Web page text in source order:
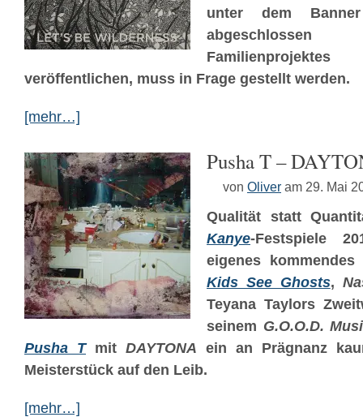
unter dem
veröffentlichen, muss in Frage gestellt werden.
[mehr…]
Pusha T –
von Oliver am 29. Mai
Qualität statt
Kanye-Festspiele
eigenes
Kids See Ghosts,
Teyana Taylors
seinem G.O.O.D.
Pusha Tmit DAYTONA ein an Prägnanz
Meisterstück auf den Leib.
[mehr…]